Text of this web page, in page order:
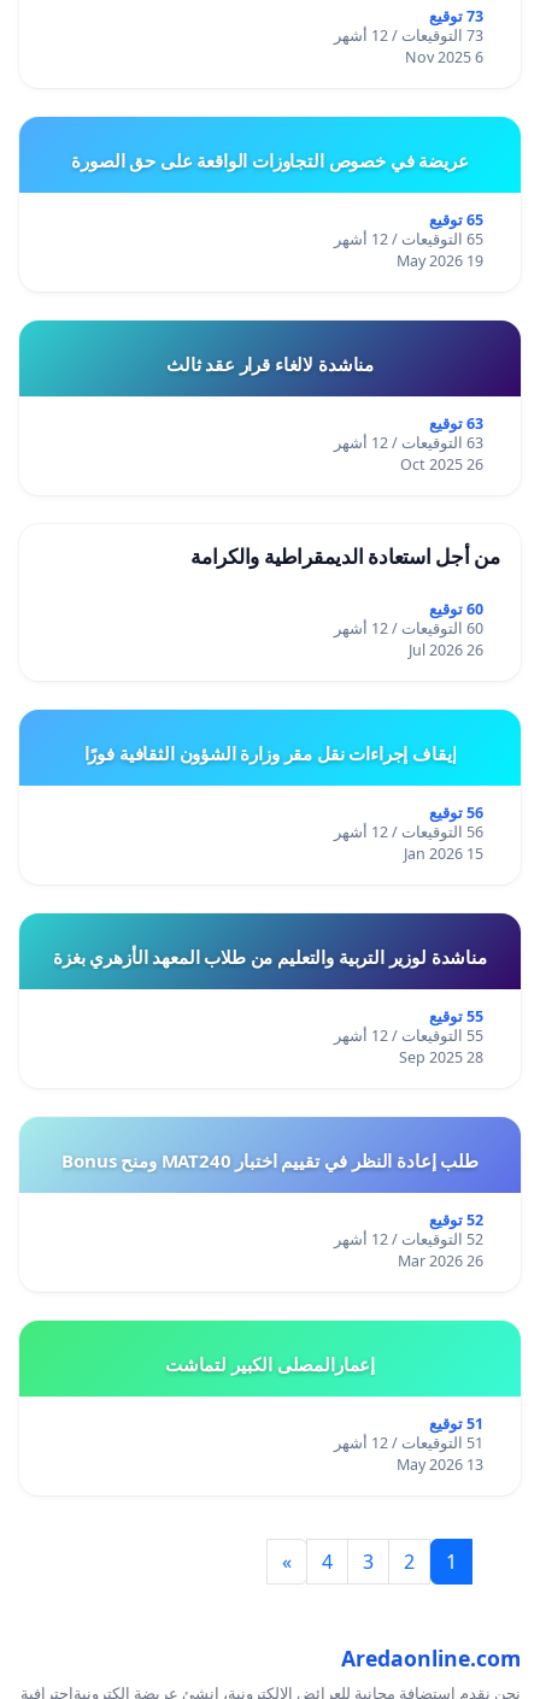
73 توقيع
73 التوقيعات / 12 أشهر
6 Nov 2025
عريضة في خصوص التجاوزات الواقعة على حق الصورة
65 توقيع
65 التوقيعات / 12 أشهر
19 May 2026
مناشدة لالغاء قرار عقد ثالث
63 توقيع
63 التوقيعات / 12 أشهر
26 Oct 2025
من أجل استعادة الديمقراطية والكرامة
60 توقيع
60 التوقيعات / 12 أشهر
26 Jul 2026
إيقاف إجراءات نقل مقر وزارة الشؤون الثقافية فورًا
56 توقيع
56 التوقيعات / 12 أشهر
15 Jan 2026
مناشدة لوزير التربية والتعليم من طلاب المعهد الأزهري بغزة
55 توقيع
55 التوقيعات / 12 أشهر
28 Sep 2025
طلب إعادة النظر في تقييم اختبار MAT240 ومنح Bonus
52 توقيع
52 التوقيعات / 12 أشهر
26 Mar 2026
إعمارالمصلى الكبير لتماشت
51 توقيع
51 التوقيعات / 12 أشهر
13 May 2026
1
2
3
4
»
Aredaonline.com
نحن نقدم استضافة مجانية للعرائض الإلكترونية، انشئ عريضة إلكترونيةاحترافية